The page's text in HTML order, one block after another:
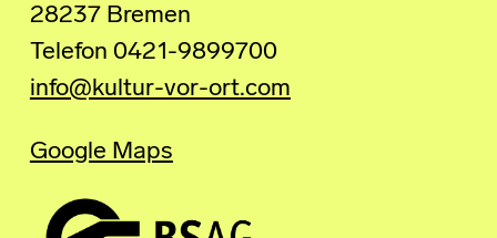
28237 Bremen
Telefon 0421-9899700
info@kultur-vor-ort.com
Google Maps